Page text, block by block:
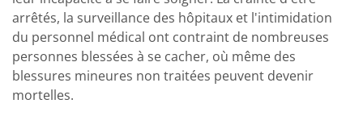
arrêtés, la surveillance des hôpitaux et l'intimidation
du personnel médical ont contraint de nombreuses
personnes blessées à se cacher, où même des
blessures mineures non traitées peuvent devenir
mortelles.